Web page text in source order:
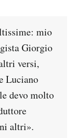
mio
Giorgio
versi,
Luciano
devo molto
altri».